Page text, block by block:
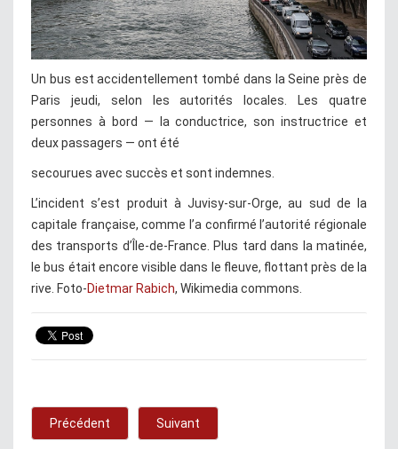
Un bus est accidentellement tombé dans la Seine près de
Paris jeudi, selon les autorités locales. Les quatre
personnes à bord — la conductrice, son instructrice et
deux passagers — ont été
secourues avec succès et sont indemnes.
L’incident s’est produit à Juvisy-sur-Orge, au sud de la
capitale française, comme l’a confirmé l’autorité régionale
des transports d’Île-de-France. Plus tard dans la matinée,
le bus était encore visible dans le fleuve, flottant près de la
rive. Foto-Dietmar Rabich, Wikimedia commons.
Précédent Suivant